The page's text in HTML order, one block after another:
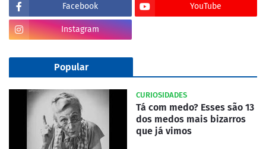
Facebook YouTube
Instagram
Popular
CURIOSIDADES
Tá com medo? Esses são 13
dos medos mais bizarros
que já vimos